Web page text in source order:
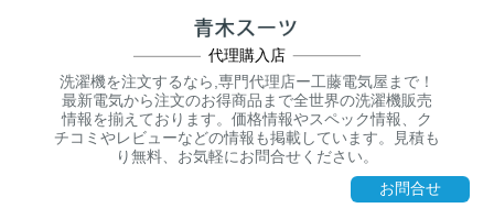
代理購入店
洗濯機を注文するなら,専門代理店ー工藤電気屋まで！
最新電気から注文のお得商品まで全世界の洗濯機販売
情報を揃えております。価格情報やスペック情報、ク
チコミやレビューなどの情報も掲載しています。見積も
り無料、お気軽にお問合せください。
お問合せ